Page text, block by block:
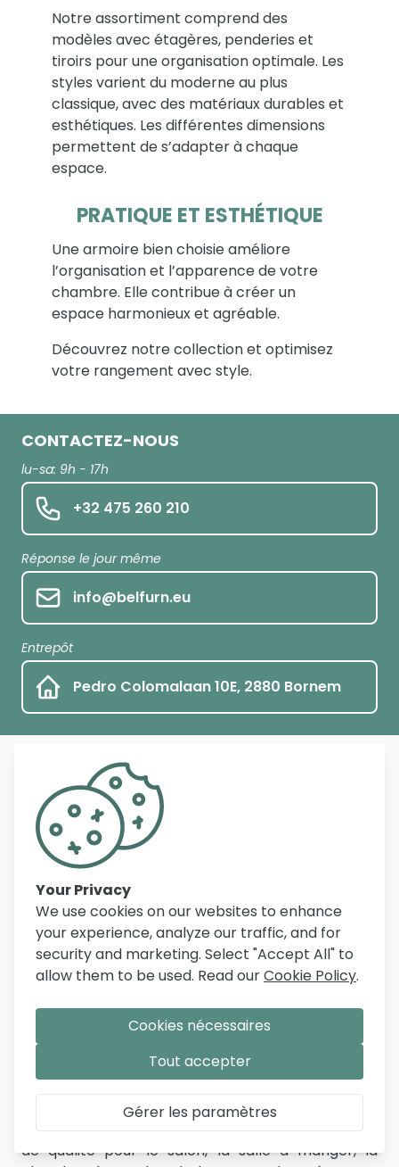
Your Privacy
We use cookies on our websites to enhance
your experience, analyze our traffic, and for
security and marketing. Select "Accept All" to
allow them to be used. Read ourCookie Policy.
Cookies nécessaires
Tout accepter
Gérer les paramètres
Notre assortiment comprend des
modèles avec étagères, penderies et
tiroirs pour une organisation optimale. Les
styles varient du moderne au plus
classique, avec des matériaux durables et
esthétiques. Les différentes dimensions
permettent de s’adapter à chaque
espace.
PRATIQUE ET ESTHÉTIQUE
Une armoire bien choisie améliore
l’organisation et l’apparence de votre
chambre. Elle contribue à créer un
espace harmonieux et agréable.
Découvrez notre collection et optimisez
votre rangement avec style.
CONTACTEZ-NOUS
lu-sa: 9h - 17h
+32 475 260 210
Réponse le jour même
info@belfurn.eu
Entrepôt
Pedro Colomalaan 10E, 2880 Bornem
SERVICE CLIENTÈLE
FAQ
Livraison
Conditions de retour
Service après-vente
Modes de paiement
Mon Compte
Suivre la commande
LANGUE
FR
Belfurn propose un large assortiment de meubles
de qualité pour le salon, la salle à manger, la